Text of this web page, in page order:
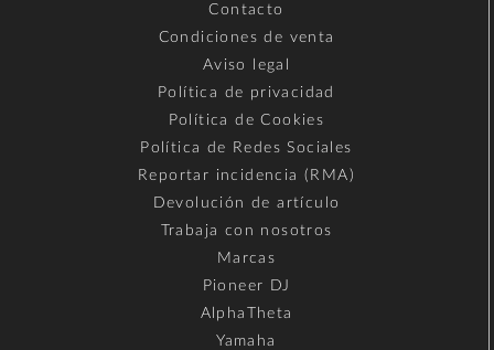
Contacto
Condiciones de venta
Aviso legal
Política de privacidad
Política de Cookies
Política de Redes Sociales
Reportar incidencia (RMA)
Devolución de artículo
Trabaja con nosotros
Marcas
Pioneer DJ
AlphaTheta
Yamaha